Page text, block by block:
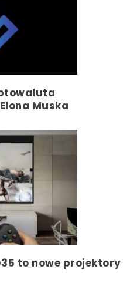
Muska
to nowe projektory